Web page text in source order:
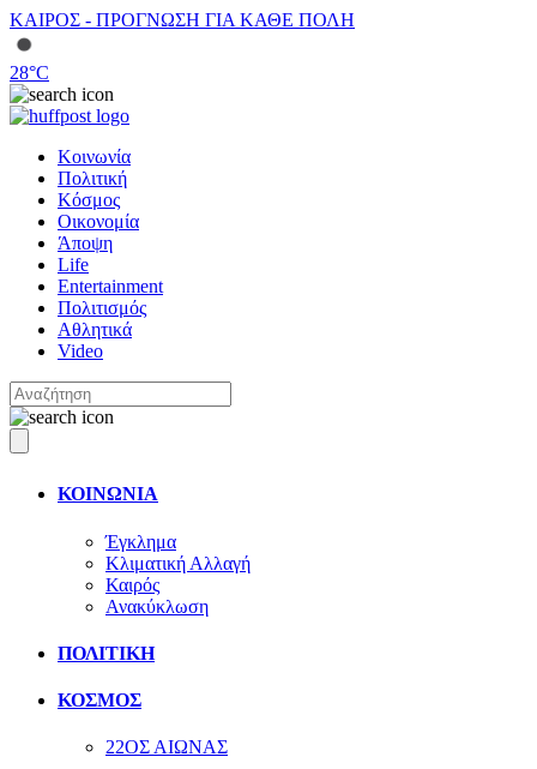
ΚΑΙΡΟΣ - ΠΡΟΓΝΩΣΗ ΓΙΑ ΚΑΘΕ ΠΟΛΗ
28°C
Κοινωνία
Πολιτική
Κόσμος
Οικονομία
Άποψη
Life
Entertainment
Πολιτισμός
Αθλητικά
Video
ΚΟΙΝΩΝΙΑ
Έγκλημα
Κλιματική Αλλαγή
Καιρός
Ανακύκλωση
ΠΟΛΙΤΙΚΗ
ΚΟΣΜΟΣ
22ΟΣ ΑΙΩΝΑΣ